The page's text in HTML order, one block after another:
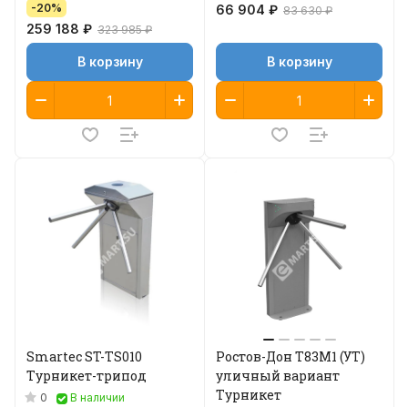
-20%
259 188 ₽ 323 985 ₽
В корзину
66 904 ₽ 83 630 ₽
В корзину
Smartec ST-TS010
Турникет-трипод
0
В наличии
Ростов-Дон Т83М1 (УТ)
уличный вариант
Турникет